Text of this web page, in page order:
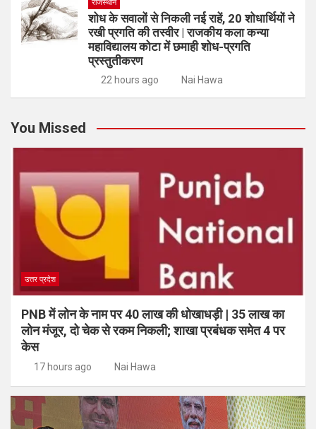
राजस्थान
शोध के सवालों से निकली नई राहें, 20 शोधार्थियों ने
रखी प्रगति की तस्वीर | राजकीय कला कन्या
महाविद्यालय कोटा में छमाही शोध-प्रगति
प्रस्तुतीकरण
22 hours ago Nai Hawa
You Missed
उत्तर प्रदेश
PNB में लोन के नाम पर 40 लाख की धोखाधड़ी | 35 लाख का
लोन मंजूर, दो चेक से रकम निकली; शाखा प्रबंधक समेत 4 पर
केस
17 hours ago Nai Hawa